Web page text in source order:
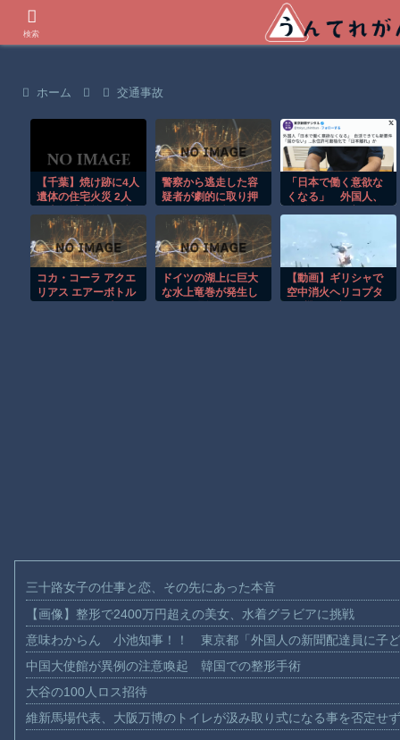
ホーム 交通事故
【千葉】焼け跡に4人
遺体の住宅火災 2人
か 八街市
警察から逃走した容
疑者が劇的に取り押
「日本で働く意欲な
くなる」 外国人、
許可厳格化で「日本
離れ」か
コカ・コーラ アクエ
リアス エアーボトル
ドイツの湖上に巨大
な水上竜巻が発生し
【動画】ギリシャで
空中消火ヘリコプタ
三十路女子の仕事と恋、その先にあった本音
【画像】整形で2400万円超えの美女、水着グラビアに挑戦
意味わからん 小池知事！！ 東京都「外国人の新聞配達員に子
中国大使館が異例の注意喚起 韓国での整形手術
大谷の100人ロス招待
維新馬場代表、大阪万博のトイレが汲み取り式になる事を否定せ
検索